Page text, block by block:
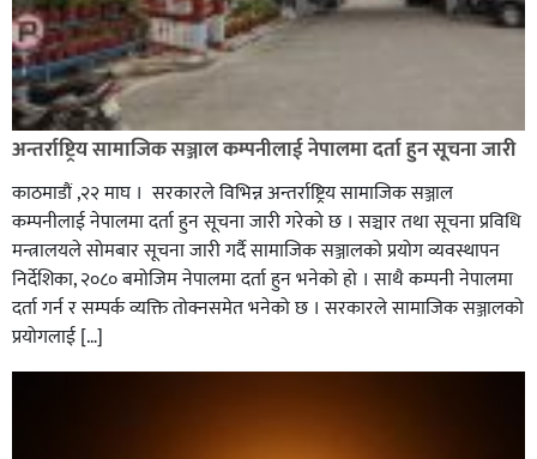
अन्तर्राष्ट्रिय सामाजिक सञ्जाल कम्पनीलाई नेपालमा दर्ता हुन सूचना जारी
काठमाडौं ,२२ माघ । सरकारले विभिन्न अन्तर्राष्ट्रिय सामाजिक सञ्जाल
कम्पनीलाई नेपालमा दर्ता हुन सूचना जारी गरेको छ । सञ्चार तथा सूचना प्रविधि
मन्त्रालयले सोमबार सूचना जारी गर्दै सामाजिक सञ्जालको प्रयोग व्यवस्थापन
निर्देशिका, २०८० बमोजिम नेपालमा दर्ता हुन भनेको हो । साथै कम्पनी नेपालमा
दर्ता गर्न र सम्पर्क व्यक्ति तोक्नसमेत भनेको छ । सरकारले सामाजिक सञ्जालको
प्रयोगलाई […]